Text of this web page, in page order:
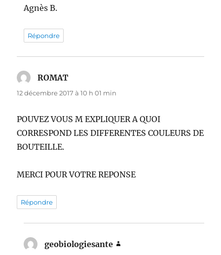
Agnès B.
Répondre
ROMAT
12 décembre 2017 à 10 h 01 min
POUVEZ VOUS M EXPLIQUER A QUOI
CORRESPOND LES DIFFERENTES COULEURS DE
BOUTEILLE.
MERCI POUR VOTRE REPONSE
Répondre
geobiologiesante